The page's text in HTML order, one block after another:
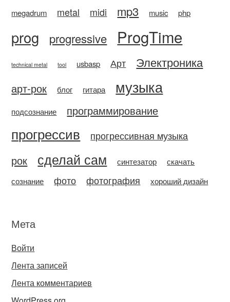
megadrum metal midi mp3 music php
prog progressive ProgTime
technical metal tool usbasp Арт Электроника
арт-рок блог гитара музыка
подсознание программирование
прогрессив прогрессивная музыка
рок сделай сам синтезатор
скачать
сознание
фото фотография хороший дизайн
Мета
Войти
Лента записей
Лента комментариев